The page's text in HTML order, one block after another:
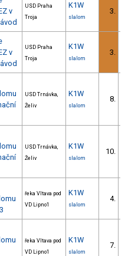
v
USD Praha
Troja
K1W
slalom
3.
v
USD Praha
Troja
K1W
slalom
3.
USD Trnávka,
Želiv
K1W
slalom
8.
USD Trnávka,
Želiv
K1W
slalom
10.
řeka Vltava pod
VD Lipno1
K1W
slalom
4.
řeka Vltava pod
VD Lipno1
K1W
slalom
7.